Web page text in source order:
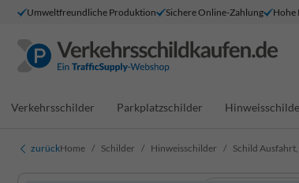
Umweltfreundliche Produktion Sichere Online-Zahlung Hohe
Verkehrsschilder Parkplatzschilder
zurückHome Schilder Hinweisschilder Schild